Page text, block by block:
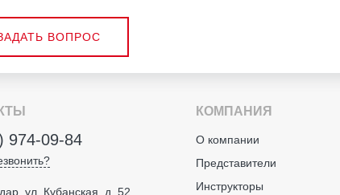
ВОПРОС
974-09-84
ул. Кубанская, д. 52,
КОМПАНИЯ
О компании
Представители
Инструкторы